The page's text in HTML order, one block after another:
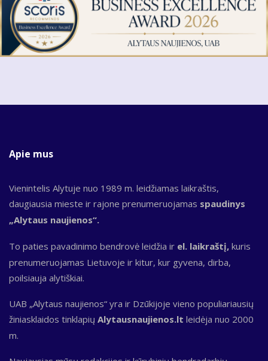
Apie mus
Vienintelis Alytuje nuo 1989 m. leidžiamas laikraštis,
daugiausia mieste ir rajone prenumeruojamas spaudinys
„Alytaus naujienos“.
To paties pavadinimo bendrovė leidžia ir el. laikraštį, kuris
prenumeruojamas Lietuvoje ir kitur, kur gyvena, dirba,
poilsiauja alytiškiai.
UAB „Alytaus naujienos“ yra ir Dzūkijoje vieno populiariausių
žiniasklaidos tinklapių Alytausnaujienos.lt leidėja nuo 2000
m.